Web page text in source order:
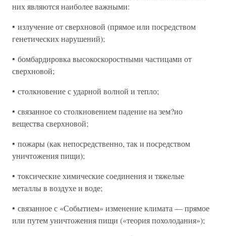
них являются наиболее важными:
• излучение от сверхновой (прямое или посредством
генетических нарушений);
• бомбардировка высокоскоростными частицами от
сверхновой;
• столкновение с ударной волной и тепло;
• связанное со столкновением падение на зем?ио
вещества сверхновой;
• пожары (как непосредственно, так и посредством
уничтожения пищи);
• токсические химические соединения и тяжелые
металлы в воздухе и воде;
• связанное с «Событием» изменение климата — прямое
или путем уничтожения пищи («теория похолодания»);